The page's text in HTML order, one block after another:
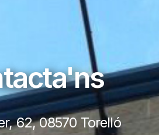
62, 08570 Torelló